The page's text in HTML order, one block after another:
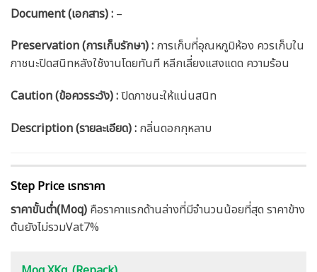
Document (เอกสาร) : –
Preservation (การเก็บรักษา) : การเก็บที่อุณหภูมิห้อง ควรเก็บใน
ภาชนะปิดสนิทหลังใช้งานโดยทันที หลีกเลี่ยงแสงแดด ความร้อน
Caution(ข้อควรระวัง) :ปิดภาชนะให้แน่นสนิท
Description (รายละเอียด): กลิ่นดอกกุหลาบ
Step Price เรทราคา
ราคาขั้นต่ำ(Moq) คือราคาแรกด้านล่างที่มีจำนวนน้อยที่สุด ราคาข้าง
ต้นยังไม่รวมVat7%